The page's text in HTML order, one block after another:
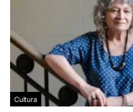
Cultura